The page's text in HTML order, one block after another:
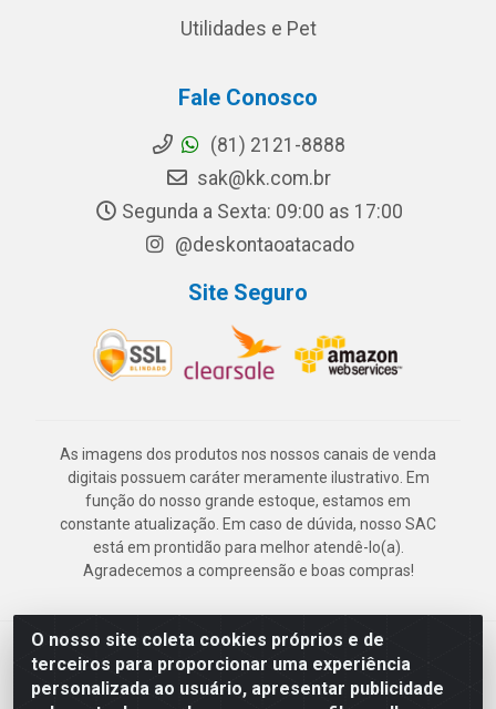
O nosso site coleta cookies próprios e de
terceiros para proporcionar uma experiência
personalizada ao usuário, apresentar publicidade
Utilidades e Pet
Fale Conosco
(81) 2121-8888
sak@kk.com.br
Segunda a Sexta: 09:00 as 17:00
@deskontaoatacado
Site Seguro
As imagens dos produtos nos nossos canais de venda
digitais possuem caráter meramente ilustrativo. Em
função do nosso grande estoque, estamos em
constante atualização. Em caso de dúvida, nosso SAC
está em prontidão para melhor atendê-lo(a).
Agradecemos a compreensão e boas compras!
Deskontão Atacado - Av. Marechal Mascarenhas de Morais, 2471 -
Imbiribeira - Recife/PE - CEP 51.150-001 - CNPJ 24.150.377/0003-
57